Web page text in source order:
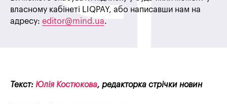
власному кабінеті LIQPAY, або написавши нам на
адресу: editor@mind.ua.
Текст: Юлія Костюкова, редакторка стрічки новин